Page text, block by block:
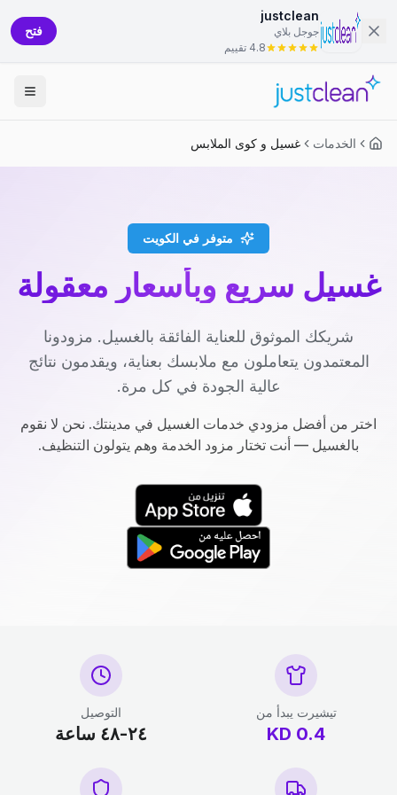
justclean
جوجل بلاي
4.8 تقييم
فتح
الخدمات غسيل و كوى الملابس
متوفر في الكويت
غسيل سريع وبأسعار معقولة
شريكك الموثوق للعناية الفائقة بالغسيل. مزودونا
المعتمدون يتعاملون مع ملابسك بعناية، ويقدمون نتائج
عالية الجودة في كل مرة.
اختر من أفضل مزودي خدمات الغسيل في مدينتك. نحن لا نقوم
بالغسيل — أنت تختار مزود الخدمة وهم يتولون التنظيف.
تيشيرت يبدأ من
0.4
KD
التوصيل
٢٤-٤٨ ساعة